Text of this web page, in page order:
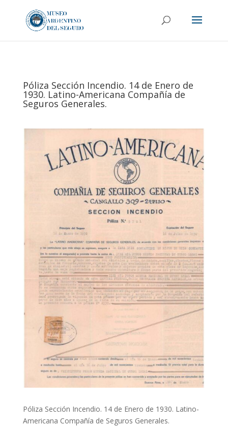
Póliza Sección Incendio. 14 de Enero de
1930. Latino-Americana Compañía de
Seguros Generales.
Póliza Sección Incendio. 14 de Enero de 1930. Latino-
Americana Compañía de Seguros Generales.